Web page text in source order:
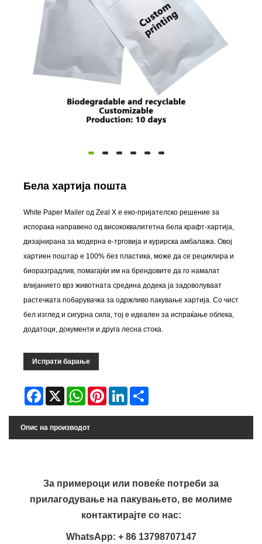
Бела хартија пошта
White Paper Mailer од Zeal X е еко-пријателско решение за
испорака направено од висококвалитетна бела крафт-хартија,
дизајнирана за модерна е-трговија и курирска амбалажа. Овој
хартиен поштар е 100% без пластика, може да се рециклира и
биоразградлив, помагајќи им на брендовите да го намалат
влијанието врз животната средина додека ја задоволуваат
растечката побарувачка за одржливо пакување хартија. Со чист
бел изглед и сигурна сила, тој е идеален за испраќање облека,
додатоци, документи и друга лесна стока.
Испрати барање
Facebook
X WhatsAppPinterestLinkedIn
Опис на производот
За примероци или повеќе потреби за
прилагодување на пакувањето, ве молиме
контактирајте со нас:
WhatsApp: + 86 13798707147